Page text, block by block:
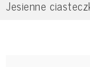
Jesienne